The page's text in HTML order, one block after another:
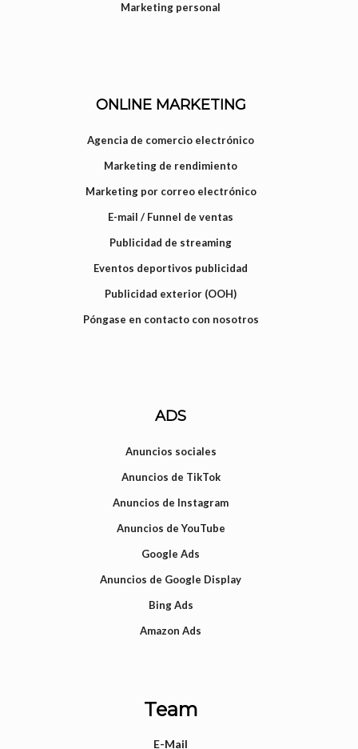
Marketing personal
ONLINE MARKETING
Agencia de comercio electrónico
Marketing de rendimiento
Marketing por correo electrónico
E-mail / Funnel de ventas
Publicidad de streaming
Eventos deportivos publicidad
Publicidad exterior (OOH)
Póngase en contacto con nosotros
ADS
Anuncios sociales
Anuncios de TikTok
Anuncios de Instagram
Anuncios de YouTube
Google Ads
Anuncios de Google Display
Bing Ads
Amazon Ads
Team
E-Mail